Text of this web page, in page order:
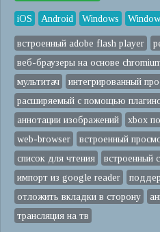
iOS Android Windows
встроенный adobe flash player
веб-браузеры на основе
мультитач
интегрированный
расширяемый с помощью
аннотации изображений
xbox
web-browser
встроенный
список для чтения
встроенный
импорт из google reader
отложить вкладки в сторону
трансляция на тв